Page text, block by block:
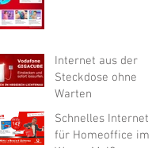
Internet aus der
Steckdose ohne
Warten
Schnelles Internet
für Homeoffice im